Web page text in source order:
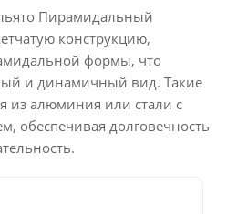
Пирамидальный
конструкцию,
формы, что
и динамичный вид. Такие
из алюминия или стали с
обеспечивая долговечность